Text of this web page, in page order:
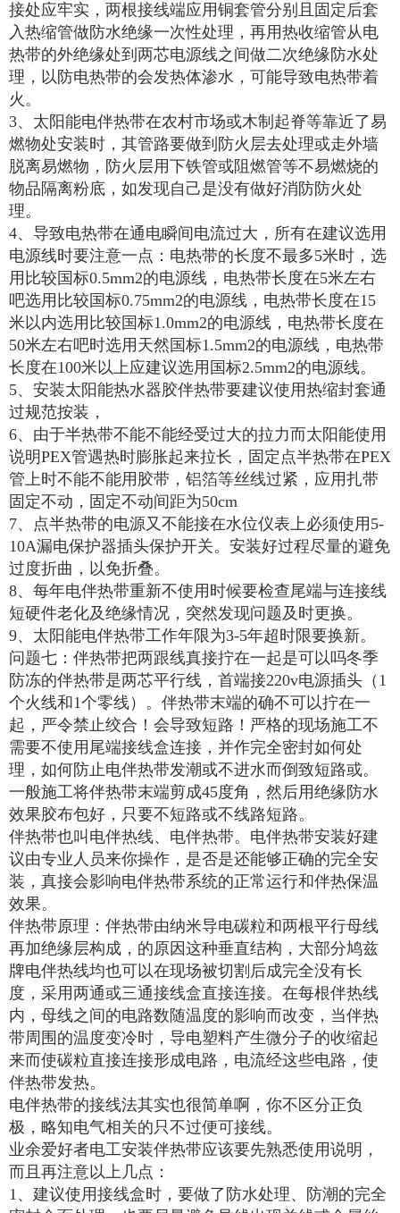
接处应牢实，两根接线端应用铜套管分别且固定后套
入热缩管做防水绝缘一次性处理，再用热收缩管从电
热带的外绝缘处到两芯电源线之间做二次绝缘防水处
理，以防电热带的会发热体渗水，可能导致电热带着
火。
3、太阳能电伴热带在农村市场或木制起脊等靠近了易
燃物处安装时，其管路要做到防火层去处理或走外墙
脱离易燃物，防火层用下铁管或阻燃管等不易燃烧的
物品隔离粉底，如发现自己是没有做好消防防火处
理。
4、导致电热带在通电瞬间电流过大，所有在建议选用
电源线时要注意一点：电热带的长度不最多5米时，选
用比较国标0.5mm2的电源线，电热带长度在5米左右
吧选用比较国标0.75mm2的电源线，电热带长度在15
米以内选用比较国标1.0mm2的电源线，电热带长度在
50米左右吧时选用天然国标1.5mm2的电源线，电热带
长度在100米以上应建议选用国标2.5mm2的电源线。
5、安装太阳能热水器胶伴热带要建议使用热缩封套通
过规范按装，
6、由于半热带不能不能经受过大的拉力而太阳能使用
说明PEX管遇热时膨胀起来拉长，固定点半热带在PEX
管上时不能不能用胶带，铝箔等丝线过紧，应用扎带
固定不动，固定不动间距为50cm
7、点半热带的电源又不能接在水位仪表上必须使用5-
10A漏电保护器插头保护开关。安装好过程尽量的避免
过度折曲，以免折叠。
8、每年电伴热带重新不使用时候要检查尾端与连接线
短硬件老化及绝缘情况，突然发现问题及时更换。
9、太阳能电伴热带工作年限为3-5年超时限要换新。
问题七：伴热带把两跟线真接拧在一起是可以吗冬季
防冻的伴热带是两芯平行线，首端接220v电源插头（1
个火线和1个零线）。伴热带末端的确不可以拧在一
起，严令禁止绞合！会导致短路！严格的现场施工不
需要不使用尾端接线盒连接，并作完全密封如何处
理，如何防止电伴热带发潮或不进水而倒致短路或。
一般施工将伴热带末端剪成45度角，然后用绝缘防水
效果胶布包好，只要不短路或不线路短路。
伴热带也叫电伴热线、电伴热带。电伴热带安装好建
议由专业人员来你操作，是否是还能够正确的完全安
装，真接会影响电伴热带系统的正常运行和伴热保温
效果。
伴热带原理：伴热带由纳米导电碳粒和两根平行母线
再加绝缘层构成，的原因这种垂直结构，大部分鸠兹
牌电伴热线均也可以在现场被切割后成完全没有长
度，采用两通或三通接线盒直接连接。在每根伴热线
内，母线之间的电路数随温度的影响而改变，当伴热
带周围的温度变冷时，导电塑料产生微分子的收缩起
来而使碳粒直接连接形成电路，电流经这些电路，使
伴热带发热。
电伴热带的接线法其实也很简单啊，你不区分正负
极，略知电气相关的只不过便可接线。
业余爱好者电工安装伴热带应该要先熟悉使用说明，
而且再注意以上几点：
1、建议使用接线盒时，要做了防水处理、防潮的完全